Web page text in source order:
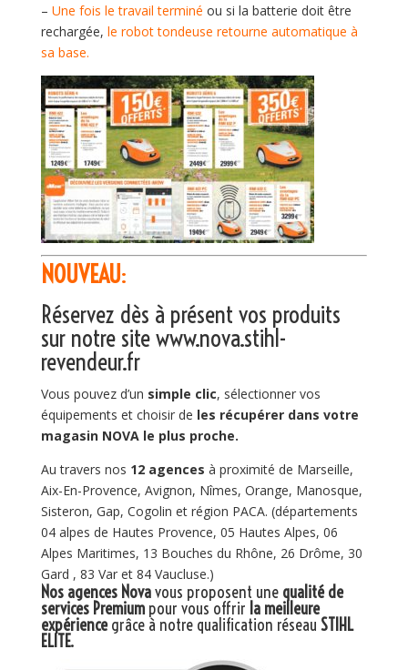
– Une fois le travail terminé ou si la batterie doit être
rechargée, le robot tondeuse retourne automatique à
sa base.
NOUVEAU:
Réservez dès à présent vos produits
sur notre sitewww.nova.stihl-
revendeur.fr
Vous pouvez d’un simple clic, sélectionner vos
équipements et choisir de les récupérer dans votre
magasin NOVA le plus proche.
Au travers nos 12 agences à proximité de Marseille,
Aix-En-Provence, Avignon, Nîmes, Orange, Manosque,
Sisteron, Gap, Cogolin et région PACA. (départements
04 alpes de Hautes Provence, 05 Hautes Alpes, 06
Alpes Maritimes, 13 Bouches du Rhône, 26 Drôme, 30
Gard , 83 Var et 84 Vaucluse.)
Nos agences Novavous proposent une qualité de
services Premiumpour vous offrir la meilleure
expériencegrâce à notre qualification réseau STIHL
ELITE.